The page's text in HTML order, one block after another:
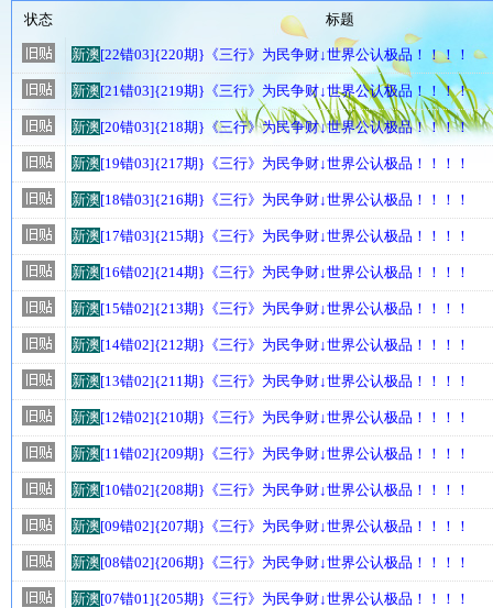
状态 标题
新澳[22错03]{220期}《三行》为民争财↓世界公认极品！！！！
新澳[21错03]{219期}《三行》为民争财↓世界公认极品！！！！
新澳[20错03]{218期}《三行》为民争财↓世界公认极品！！！！
新澳[19错03]{217期}《三行》为民争财↓世界公认极品！！！！
新澳[18错03]{216期}《三行》为民争财↓世界公认极品！！！！
新澳[17错03]{215期}《三行》为民争财↓世界公认极品！！！！
新澳[16错02]{214期}《三行》为民争财↓世界公认极品！！！！
新澳[15错02]{213期}《三行》为民争财↓世界公认极品！！！！
新澳[14错02]{212期}《三行》为民争财↓世界公认极品！！！！
新澳[13错02]{211期}《三行》为民争财↓世界公认极品！！！！
新澳[12错02]{210期}《三行》为民争财↓世界公认极品！！！！
新澳[11错02]{209期}《三行》为民争财↓世界公认极品！！！！
新澳[10错02]{208期}《三行》为民争财↓世界公认极品！！！！
新澳[09错02]{207期}《三行》为民争财↓世界公认极品！！！！
新澳[08错02]{206期}《三行》为民争财↓世界公认极品！！！！
新澳[07错01]{205期}《三行》为民争财↓世界公认极品！！！！